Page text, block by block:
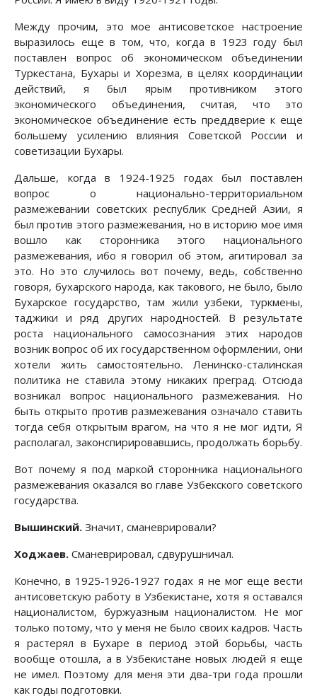
Между прочим, это мое антисоветское настроение
выразилось еще в том, что, когда в 1923 году был
поставлен вопрос об экономическом объединении
Туркестана, Бухары и Хорезма, в целях координации
действий, я был ярым противником этого
экономического объединения, считая, что это
экономическое объединение есть преддверие к еще
большему усилению влияния Советской России и
советизации Бухары.
Дальше, когда в 1924-1925 годах был поставлен
вопрос о национально-территориальном
размежевании советских республик Средней Азии, я
был против этого размежевания, но в историю мое имя
вошло как сторонника этого национального
размежевания, ибо я говорил об этом, агитировал за
это. Но это случилось вот почему, ведь, собственно
говоря, бухарского народа, как такового, не было, было
Бухарское государство, там жили узбеки, туркмены,
таджики и ряд других народностей. В результате
роста национального самосознания этих народов
возник вопрос об их государственном оформлении, они
хотели жить самостоятельно. Ленинско-сталинская
политика не ставила этому никаких преград. Отсюда
возникал вопрос национального размежевания. Но
быть открыто против размежевания означало ставить
тогда себя открытым врагом, на что я не мог идти, Я
располагал, законспирировавшись, продолжать борьбу.
Вот почему я под маркой сторонника национального
размежевания оказался во главе Узбекского советского
государства.
Вышинский. Значит, сманеврировали?
Ходжаев. Сманеврировал, сдвурушничал.
Конечно, в 1925-1926-1927 годах я не мог еще вести
антисоветскую работу в Узбекистане, хотя я оставался
националистом, буржуазным националистом. Не мог
только потому, что у меня не было своих кадров. Часть
я растерял в Бухаре в период этой борьбы, часть
вообще отошла, а в Узбекистане новых людей я еще
не имел. Поэтому для меня эти два-три года прошли
как годы подготовки.